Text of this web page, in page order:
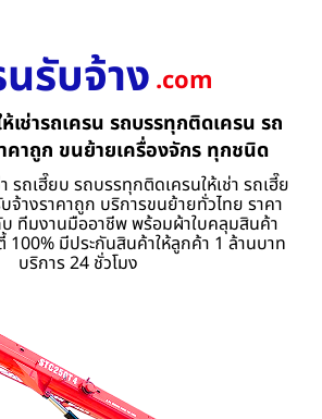
นรับจ้าง .com
เช่ารถเครน รถบรรทุกติดเครน รถ
คาถูก ขนย้ายเครื่องจักร ทุกชนิด
รถเฮี๊ยบ รถบรรทุกติดเครนให้เช่า รถเฮี๊ย
จ้างราคาถูก บริการขนย้ายทั่วไทย ราคา
ทีมงานมืออาชีพ พร้อมผ้าใบคลุมสินค้า
100% มีประกันสินค้าให้ลูกค้า 1 ล้านบาท
บริการ 24 ชั่วโมง